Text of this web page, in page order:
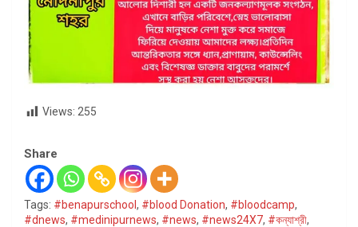
Views: 255
Share
Tags: #benapurschool , #blood Donation, #bloodcamp,
#dnews, #medinipurnews, #news, #news24X7, #কন্যাশ্রী,